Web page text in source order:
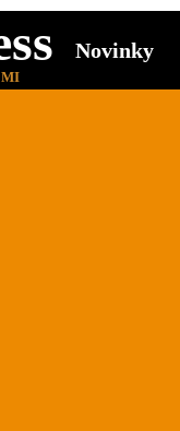
Novinky